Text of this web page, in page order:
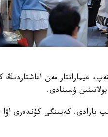
عيماراتتار مەن
ۇسىنادى.